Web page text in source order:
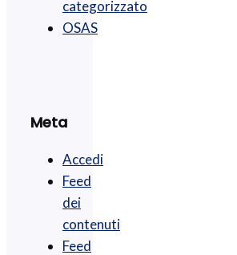
categorizzato
OSAS
Meta
Accedi
Feed
dei
contenuti
Feed